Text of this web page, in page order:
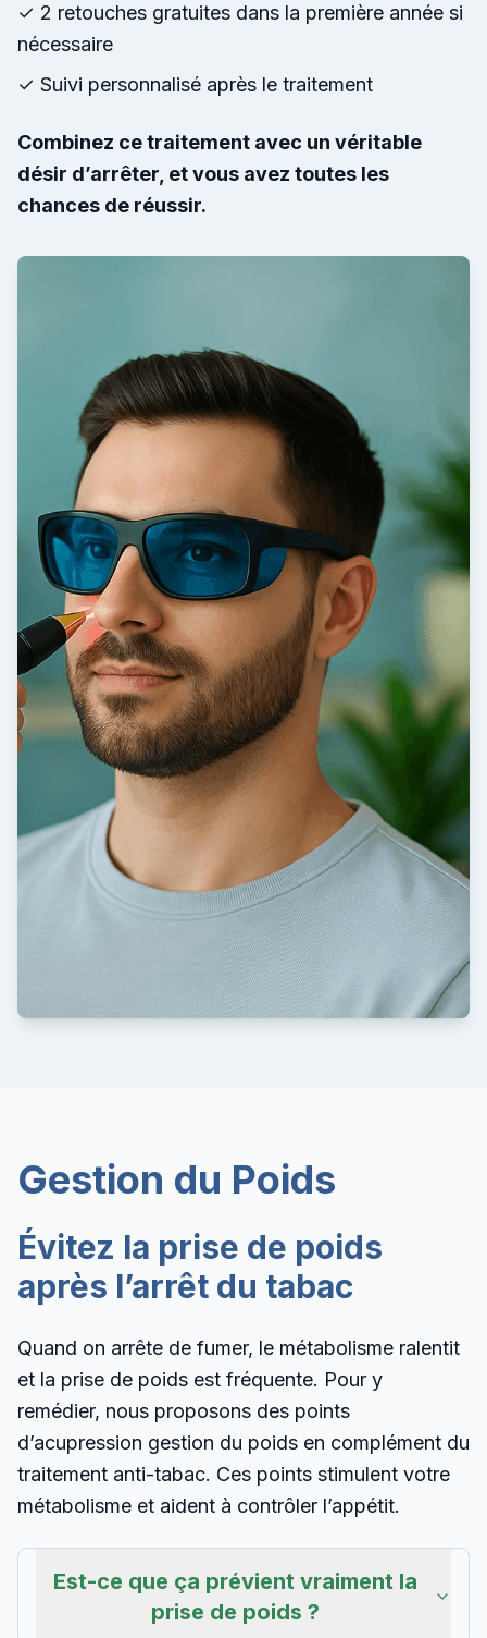
✓ 2 retouches gratuites dans la première année si
nécessaire
✓ Suivi personnalisé après le traitement
Combinez ce traitement avec un véritable
désir d’arrêter, et vous avez toutes les
chances de réussir.
Gestion du Poids
Évitez la prise de poids
après l’arrêt du tabac
Quand on arrête de fumer, le métabolisme ralentit
et la prise de poids est fréquente. Pour y
remédier, nous proposons des points
d’acupression gestion du poids en complément du
traitement anti-tabac. Ces points stimulent votre
métabolisme et aident à contrôler l’appétit.
Est-ce que ça prévient vraiment la
prise de poids ?